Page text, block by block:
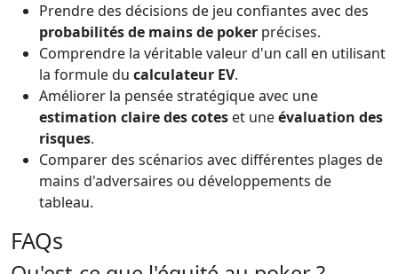
Prendre des décisions de jeu confiantes avec des
probabilités de mains de poker précises.
Comprendre la véritable valeur d'un call en utilisant
la formule du calculateur EV.
Améliorer la pensée stratégique avec une
estimation claire des cotes et uneévaluation des
risques.
Comparer des scénarios avec différentes plages de
mains d'adversaires ou développements de
tableau.
FAQs